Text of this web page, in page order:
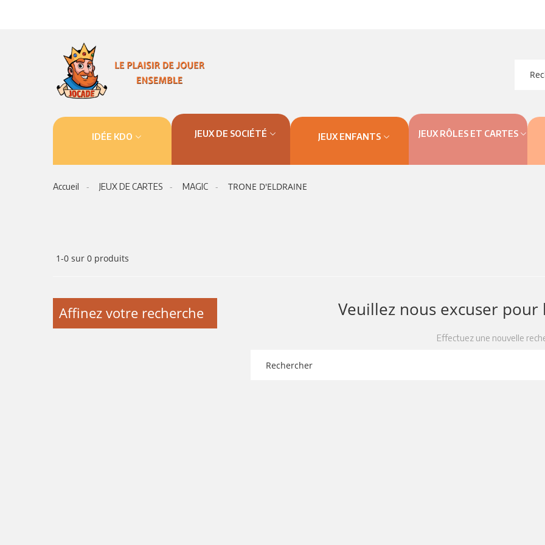
IDÉE KDO JEUX DE SOCIÉTÉ JEUX ENFANTS JEUX RÔLES ET CARTES
Accueil JEUX DE CARTES MAGIC TRONE D'ELDRAINE
1-0 sur 0 produits
Veuillez nous excuser pour
Effectuez une nouvelle
Affinez votre recherche